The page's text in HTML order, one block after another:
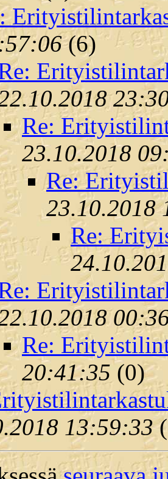
(6)
Re:
23.10.2018
Re:
23.10.2018
Re:
Re:
20:41:35 (0)
13:59:33(